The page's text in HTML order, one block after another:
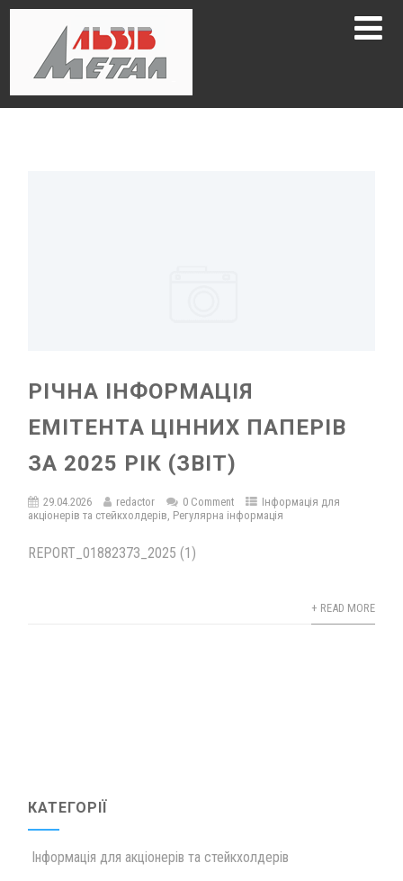
РІЧНА ІНФОРМАЦІЯ
ЕМІТЕНТА ЦІННИХ ПАПЕРІВ
ЗА 2025 РІК (ЗВІТ)
29.04.2026 redactor 0 Comment
Інформація для
акціонерів та стейкхолдерів, Регулярна інформація
REPORT_01882373_2025 (1)
+ READ MORE
КАТЕГОРІЇ
Інформація для акціонерів та стейкхолдерів